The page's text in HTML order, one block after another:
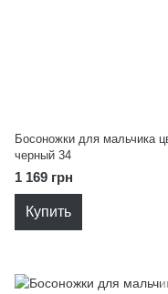
Босоножки для мальчика
черный 34
1 169 грн
Купить